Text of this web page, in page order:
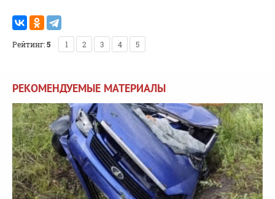
Рейтинг:5 1 2 3 4 5
РЕКОМЕНДУЕМЫЕ МАТЕРИАЛЫ